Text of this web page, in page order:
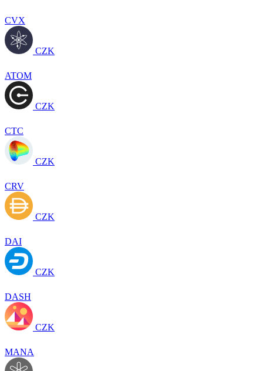
CVX
CZK
ATOM
CZK
CTC
CZK
CRV
CZK
DAI
CZK
DASH
CZK
MANA